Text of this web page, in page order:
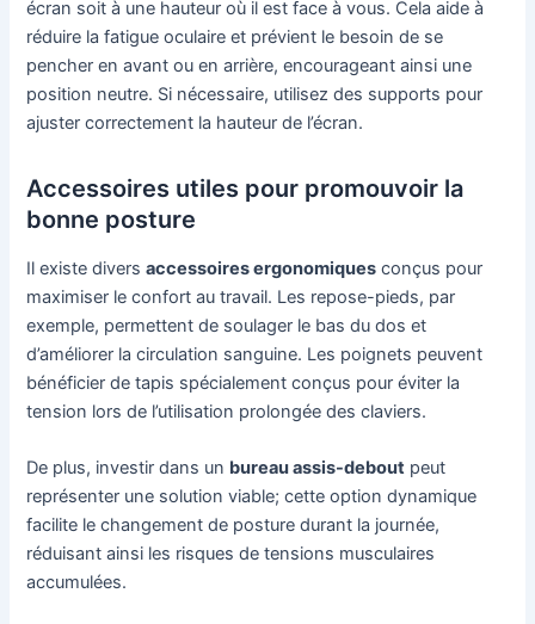
écran soit à une hauteur où il est face à vous. Cela aide à
réduire la fatigue oculaire et prévient le besoin de se
pencher en avant ou en arrière, encourageant ainsi une
position neutre. Si nécessaire, utilisez des supports pour
ajuster correctement la hauteur de l’écran.
Accessoires utiles pour promouvoir la
bonne posture
Il existe diversaccessoires ergonomiques conçus pour
maximiser le confort au travail. Les repose-pieds, par
exemple, permettent de soulager le bas du dos et
d’améliorer la circulation sanguine. Les poignets peuvent
bénéficier de tapis spécialement conçus pour éviter la
tension lors de l’utilisation prolongée des claviers.
De plus, investir dans un bureau assis-debout peut
représenter une solution viable; cette option dynamique
facilite le changement de posture durant la journée,
réduisant ainsi les risques de tensions musculaires
accumulées.